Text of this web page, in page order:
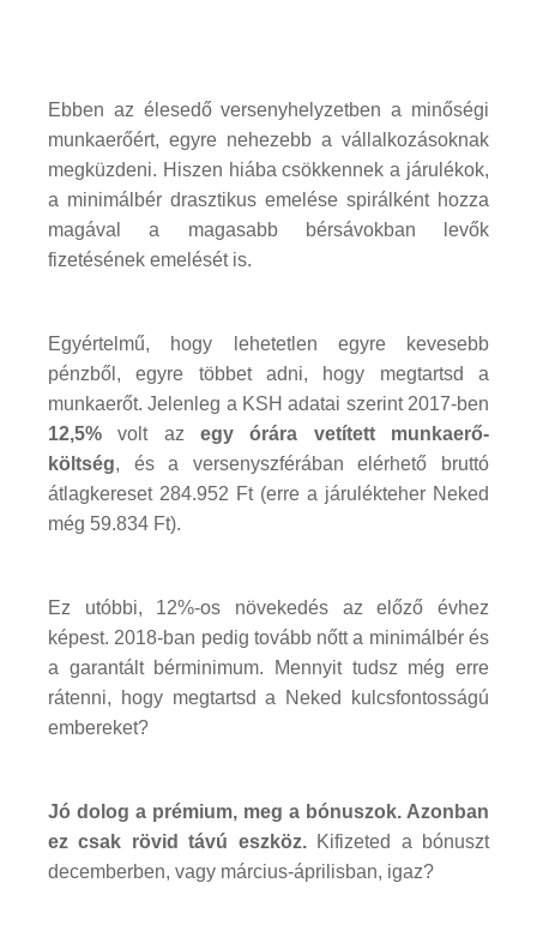
Ebben az élesedő versenyhelyzetben a minőségi
munkaerőért, egyre nehezebb a vállalkozásoknak
megküzdeni. Hiszen hiába csökkennek a járulékok,
a minimálbér drasztikus emelése spirálként hozza
magával a magasabb bérsávokban levők
fizetésének emelését is.
Egyértelmű, hogy lehetetlen egyre kevesebb
pénzből, egyre többet adni, hogy megtartsd a
munkaerőt. Jelenleg a KSH adatai szerint 2017-ben
12,5% volt az egy órára vetített munkaerő-
költség, és a versenyszférában elérhető bruttó
átlagkereset 284.952 Ft (erre a járulékteher Neked
még 59.834 Ft).
Ez utóbbi, 12%-os növekedés az előző évhez
képest. 2018-ban pedig tovább nőtt a minimálbér és
a garantált bérminimum. Mennyit tudsz még erre
rátenni, hogy megtartsd a Neked kulcsfontosságú
embereket?
Jó dolog a prémium, meg a bónuszok. Azonban
ez csak rövid távú eszköz.Kifizeted a bónuszt
decemberben, vagy március-áprilisban, igaz?